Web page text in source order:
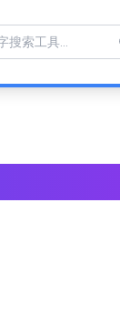
💡 喜欢这个工具吗
点击打开 →